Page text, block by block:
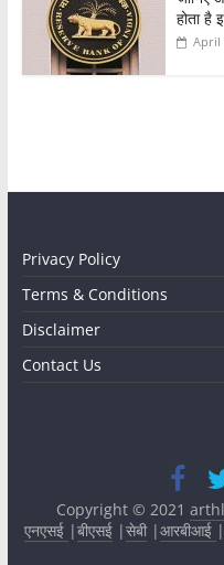
होता है
April
Privacy Policy
Terms & Conditions
Disclaimer
Contact Us
Copyright © 2021
एनएसई |बीएसई|सेबी|आरबीआई |